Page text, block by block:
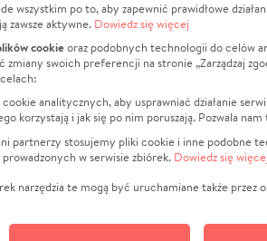
Jak to działa?
Regulamin
Polityka Prywatności
Kontakt
Porównanie serwisów
Polityka plików cookie
Zarządzaj zgodami cookie
Za
wszystkim po to, aby zapewnić prawidłowe
zawsze aktywne. Dowiedz się więcej
cookieoraz podobnych technologii do celów
swoich preferencji na stronie „Zarządzaj
analitycznych, aby usprawniać działanie
korzystają i jak się po nim poruszają. Pozwala
partnerzy stosujemy pliki cookie i inne podobne
w serwisie zbiórek. Dowiedz się więcej
narzędzia te mogą być uruchamiane także